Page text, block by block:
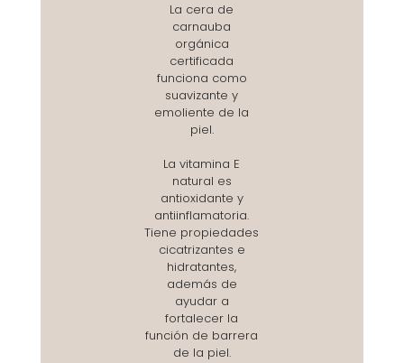
La cera de
carnauba
orgánica
certificada
funciona como
suavizante y
emoliente de la
piel.
La vitamina E
natural es
antioxidante y
antiinflamatoria.
Tiene propiedades
cicatrizantes e
hidratantes,
además de
ayudar a
fortalecer la
función de barrera
de la piel.